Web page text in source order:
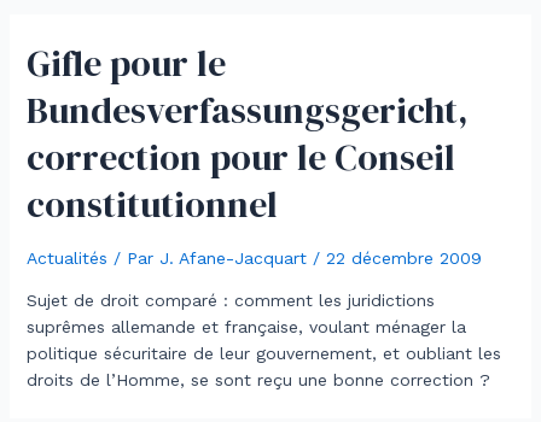
Gifle pour le
Bundesverfassungsgericht,
correction pour le Conseil
constitutionnel
Actualités / Par J. Afane-Jacquart / 22 décembre 2009
Sujet de droit comparé : comment les juridictions
suprêmes allemande et française, voulant ménager la
politique sécuritaire de leur gouvernement, et oubliant les
droits de l’Homme, se sont reçu une bonne correction ?